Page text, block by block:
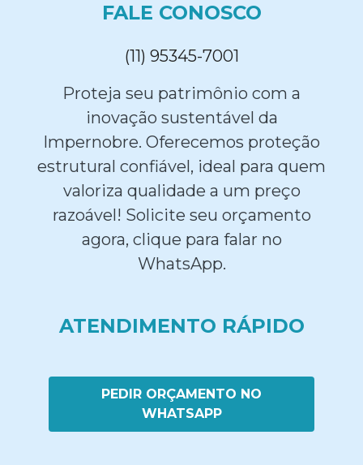
FALE CONOSCO
(11) 95345-7001
Proteja seu patrimônio com a
inovação sustentável da
Impernobre. Oferecemos proteção
estrutural confiável, ideal para quem
valoriza qualidade a um preço
razoável! Solicite seu orçamento
agora, clique para falar no
WhatsApp.
ATENDIMENTO RÁPIDO
PEDIR ORÇAMENTO NO
WHATSAPP